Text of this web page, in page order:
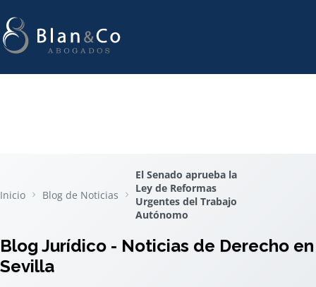
Inicio Blog de Noticias
El Senado aprueba la
Ley de Reformas
Urgentes del Trabajo
Autónomo
Blog Jurídico - Noticias de Derecho en
Sevilla